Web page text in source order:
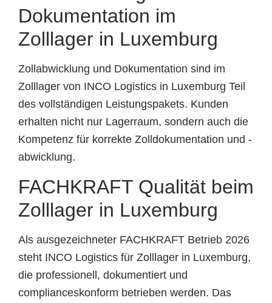
Dokumentation im
Zolllager in Luxemburg
Zollabwicklung und Dokumentation sind im
Zolllager von INCO Logistics in Luxemburg Teil
des vollständigen Leistungspakets. Kunden
erhalten nicht nur Lagerraum, sondern auch die
Kompetenz für korrekte Zolldokumentation und -
abwicklung.
FACHKRAFT Qualität beim
Zolllager in Luxemburg
Als ausgezeichneter FACHKRAFT Betrieb 2026
steht INCO Logistics für Zolllager in Luxemburg,
die professionell, dokumentiert und
complianceskonform betrieben werden. Das